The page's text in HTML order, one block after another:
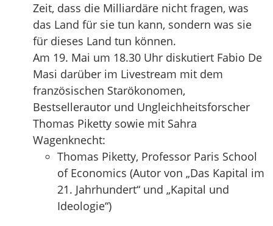
Zeit, dass die Milliardäre nicht fragen, was
das Land für sie tun kann, sondern was sie
für dieses Land tun können.
Am 19. Mai um 18.30 Uhr diskutiert Fabio De
Masi darüber im Livestream mit dem
französischen Starökonomen,
Bestsellerautor und Ungleichheitsforscher
Thomas Piketty sowie mit Sahra
Wagenknecht:
Thomas Piketty, Professor Paris School
of Economics (Autor von „Das Kapital im
21. Jahrhundert“ und „Kapital und
Ideologie“)